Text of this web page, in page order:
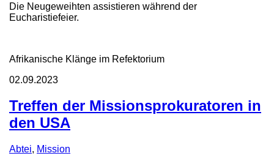
Die Neugeweihten assistieren während der
Eucharistiefeier.
Afrikanische Klänge im Refektorium
02.09.2023
Treffen der Missionsprokuratoren in
den USA
Abtei, Mission